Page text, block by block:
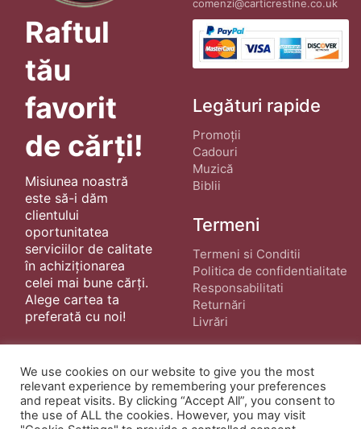
Raftul
tău
favorit
de cărți!
Misiunea noastră
este să-i dăm
clientului
oportunitatea
serviciilor de calitate
în achiziționarea
celei mai bune cărți.
Alege cartea ta
preferată cu noi!
comenzi@carticrestine.co.uk
Legături rapide
Promoții
Cadouri
Muzică
Biblii
Termeni
Termeni si Conditii
Politica de confidentialitate
Responsabilitati
Returnări
Livrări
We use cookies on our website to give you the most
relevant experience by remembering your preferences
and repeat visits. By clicking “Accept All”, you consent to
the use of ALL the cookies. However, you may visit